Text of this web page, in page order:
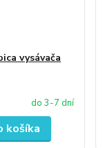
vysávača
do 3-7 dní
košíka